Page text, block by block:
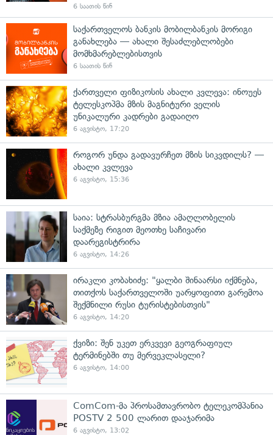
6 საათის წინ
საქართველოს ბანკის მობილბანკის მორიგი
განახლება — ახალი შესაძლებლობები
მომხმარებლებისთვის
6 საათის წინ
ქართველი ფიზიკოსის ახალი კვლევა: ინოუეს
ტელესკოპმა მზის მაგნიტური ველის
უნიკალური კადრები გადაიღო
6 აგვისტო, 17:20
როგორ უნდა გადავურჩეთ მზის სიკვდილს? —
ახალი კვლევა
6 აგვისტო, 15:36
საია: სტრასბურგმა მზია ამაღლობელის
საქმეზე რიგით მეოთხე საჩივარი
დაარეგისტრირა
6 აგვისტო, 14:26
ირაკლი კობახიძე: "ყალბი შინაარსი იქმნება,
თითქოს საქართველოში უარყოფითი გარემოა
შექმნილი რუსი ტურისტებისთვის"
6 აგვისტო, 14:20
ქვიზი: შენ უკეთ ერკვევი გეოგრაფიულ
ტერმინებში თუ მერვეკლასელი?
6 აგვისტო, 14:00
ComCom-მა პროსამთავრობო ტელეკომპანია
POSTV 2 500 ლარით დააჯარიმა
6 აგვისტო, 13:02